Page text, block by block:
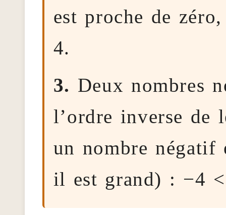
est proche de
4.
3. Deux nombres
l’ordre inverse de
un nombre négatif
il est grand) : −4